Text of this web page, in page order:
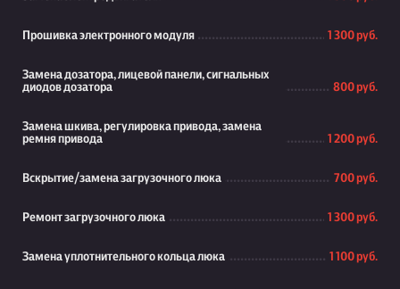
Прошивка электронного модуля 1 300 руб.
Замена дозатора, лицевой панели, сигнальных
диодов дозатора
800 руб.
Замена шкива, регулировка привода, замена
ремня привода
1 200 руб.
Вскрытие/замена загрузочного люка 700 руб.
Ремонт загрузочного люка 1 300 руб.
Замена уплотнительного кольца люка 1 100 руб.